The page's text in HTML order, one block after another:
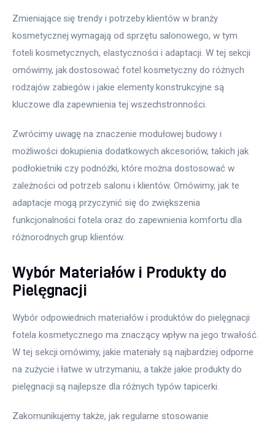
Zmieniające się trendy i potrzeby klientów w branży
kosmetycznej wymagają od sprzętu salonowego, w tym
foteli kosmetycznych, elastyczności i adaptacji. W tej sekcji
omówimy, jak dostosować fotel kosmetyczny do różnych
rodzajów zabiegów i jakie elementy konstrukcyjne są
kluczowe dla zapewnienia tej wszechstronności.
Zwrócimy uwagę na znaczenie modułowej budowy i
możliwości dokupienia dodatkowych akcesoriów, takich jak
podłokietniki czy podnóżki, które można dostosować w
zależności od potrzeb salonu i klientów. Omówimy, jak te
adaptacje mogą przyczynić się do zwiększenia
funkcjonalności fotela oraz do zapewnienia komfortu dla
różnorodnych grup klientów.
Wybór Materiałów i Produkty do
Pielęgnacji
Wybór odpowiednich materiałów i produktów do pielęgnacji
fotela kosmetycznego ma znaczący wpływ na jego trwałość.
W tej sekcji omówimy, jakie materiały są najbardziej odporne
na zużycie i łatwe w utrzymaniu, a także jakie produkty do
pielęgnacji są najlepsze dla różnych typów tapicerki.
Zakomunikujemy także, jak regularne stosowanie